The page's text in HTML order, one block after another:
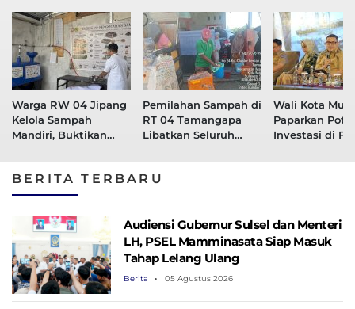
Warga RW 04 Jipang
Kelola Sampah
Mandiri, Buktikan
Pemilahan Sampah di
RT 04 Tamangapa
Libatkan Seluruh
Wali Kota
Paparkan
Investasi di
BERITA TERBARU
Audiensi Gubernur Sulsel dan Menteri
LH, PSEL Mamminasata Siap Masuk
Tahap Lelang Ulang
Berita 05 Agustus 2026